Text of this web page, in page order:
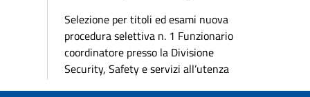
Selezione per titoli ed esami nuova
procedura selettiva n. 1 Funzionario
coordinatore presso la Divisione
Security, Safety e servizi all’utenza